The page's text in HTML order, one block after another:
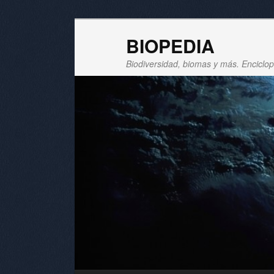
BIOPEDIA
Biodiversidad, biomas y más.